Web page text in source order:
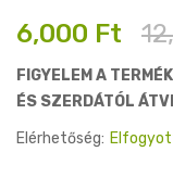
Original
was:
12,000 Ft.
6,000 Ft
Current
is:
6,000 Ft.
FIGYELEM A
ÉS SZERDÁTÓL
Elérhetőség: